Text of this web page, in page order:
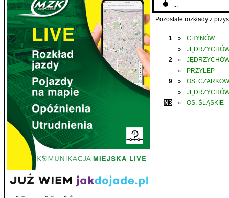
Pozostałe rozkłady z
1 » CHYNÓW
»
2
»
»
PRZYLEP
9
» OS.
»
N3
» OS. ŚLĄSKIE